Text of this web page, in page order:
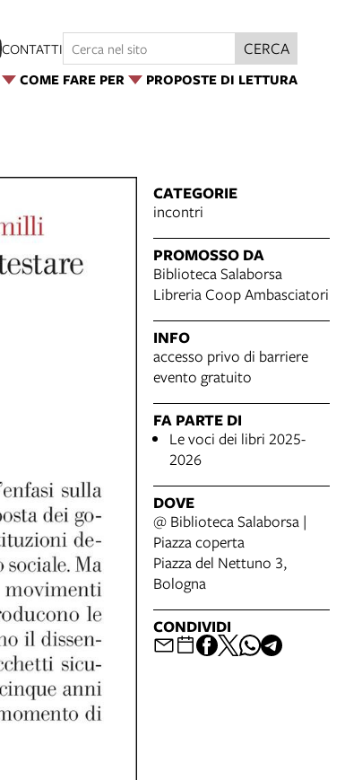
COME FARE PER PROPOSTE DI LETTURA
CONTATTI CERCA
CATEGORIE
incontri
PROMOSSO DA
Biblioteca Salaborsa
Libreria Coop Ambasciatori
INFO
accesso privo di barriere
evento gratuito
FA PARTE DI
Le voci dei libri 2025-
2026
DOVE
@ Biblioteca Salaborsa |
Piazza coperta
Piazza del Nettuno 3,
Bologna
CONDIVIDI